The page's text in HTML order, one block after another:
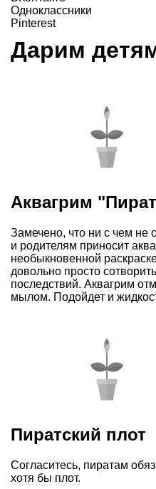
Одноклассники
Pinterest
Дарим
Аквагрим
Замечено, что ни с чем не
и родителям приносит
необыкновенной
довольно просто
последствий. Аквагрим
мылом. Подойдет и
Пиратский плот
Согласитесь, пиратам
хотя бы плот.